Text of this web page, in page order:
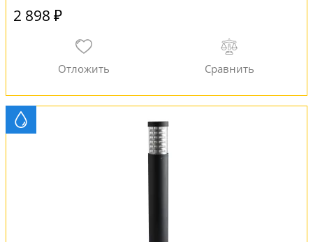
2 898 ₽